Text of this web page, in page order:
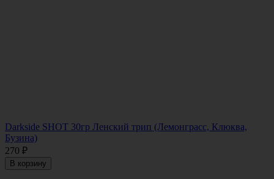
Darkside SHOT 30гр Ленский трип (Лемонграсс, Клюква,
Бузина)
270 ₽
В корзину